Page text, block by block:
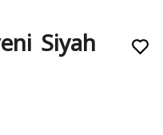
Siyah